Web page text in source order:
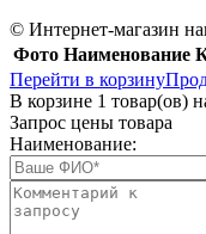
© Интернет-магазин
Фото Наименование
Перейти в корзину
В корзине 1 товар(ов)
Запрос цены товара
Наименование: